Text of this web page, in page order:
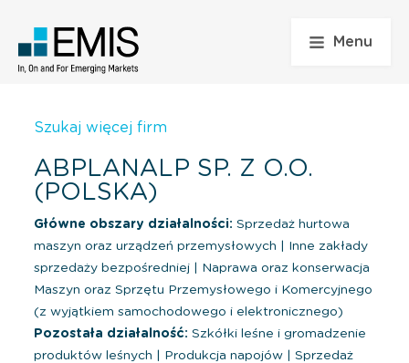
Menu
Szukaj więcej firm
ABPLANALP SP. Z O.O.
(POLSKA)
Główne obszary działalności: Sprzedaż hurtowa
maszyn oraz urządzeń przemysłowych
Inne zakłady
sprzedaży bezpośredniej
Naprawa oraz konserwacja
Maszyn oraz Sprzętu Przemysłowego i Komercyjnego
(z wyjątkiem samochodowego i elektronicznego)
Pozostała działalność: Szkółki leśne i gromadzenie
produktów leśnych
Produkcja napojów
Sprzedaż